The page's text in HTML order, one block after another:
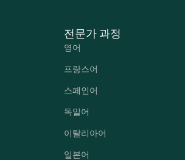
전문가 과정
영어
프랑스어
스페인어
독일어
이탈리아어
일본어